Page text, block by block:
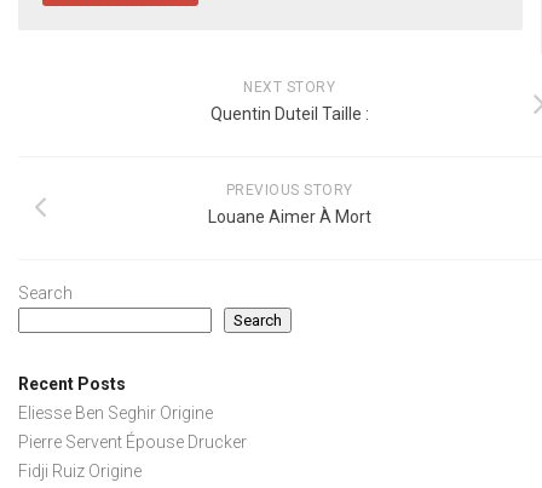
NEXT STORY
Quentin Duteil Taille :
PREVIOUS STORY
Louane Aimer À Mort
Search
Search
Recent Posts
Eliesse Ben Seghir Origine
Pierre Servent Épouse Drucker
Fidji Ruiz Origine